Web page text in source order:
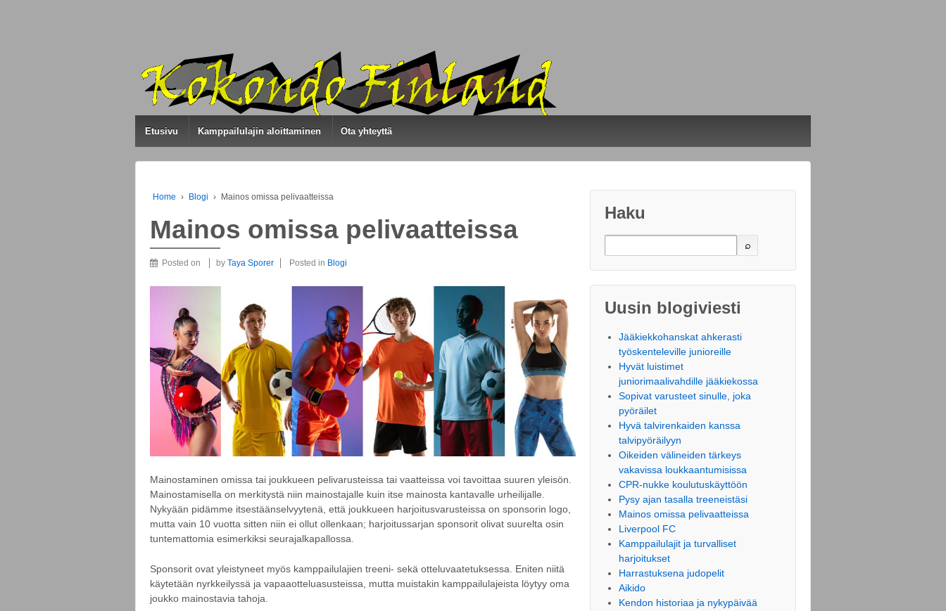
Etusivu Kamppailulajin aloittaminen Ota yhteyttä
Home › Blogi › Mainos omissa pelivaatteissa
Mainos omissa pelivaatteissa
Posted on by Taya Sporer Posted in Blogi
Mainostaminen omissa tai joukkueen pelivarusteissa tai vaatteissa voi tavoittaa suuren yleisön.
Mainostamisella on merkitystä niin mainostajalle kuin itse mainosta kantavalle urheilijalle.
Nykyään pidämme itsestäänselvyytenä, että joukkueen harjoitusvarusteissa on sponsorin logo,
mutta vain 10 vuotta sitten niin ei ollut ollenkaan; harjoitussarjan sponsorit olivat suurelta osin
tuntemattomia esimerkiksi seurajalkapallossa.
Sponsorit ovat yleistyneet myös kamppailulajien treeni- sekä otteluvaatetuksessa. Eniten niitä
käytetään nyrkkeilyssä ja vapaaotteluasusteissa, mutta muistakin kamppailulajeista löytyy oma
joukko mainostavia tahoja.
Haku
Uusin blogiviesti
Jääkiekkohanskat ahkerasti
työskenteleville junioreille
Hyvät luistimet
juniorimaalivahdille jääkiekossa
Sopivat varusteet sinulle, joka
pyöräilet
Hyvä talvirenkaiden kanssa
talvipyöräilyyn
Oikeiden välineiden tärkeys
vakavissa loukkaantumisissa
CPR-nukke koulutuskäyttöön
Pysy ajan tasalla treeneistäsi
Mainos omissa pelivaatteissa
Liverpool FC
Kamppailulajit ja turvalliset
harjoitukset
Harrastuksena judopelit
Aikido
Kendon historiaa ja nykypäivää